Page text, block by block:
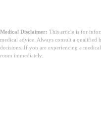
Medical Disclaimer: This article is for
medical advice. Always consult a qualified
decisions. If you are experiencing a
room immediately.